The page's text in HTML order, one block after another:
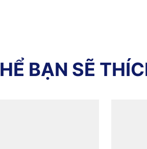
HỂ BẠN SẼ THÍC